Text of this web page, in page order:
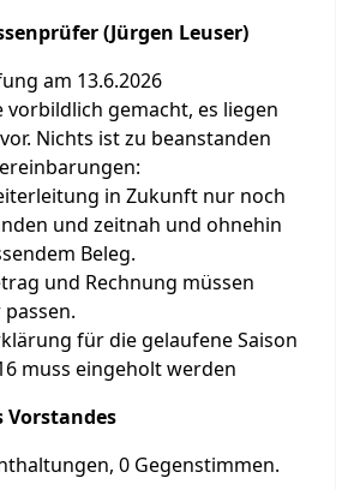
(Jürgen Leuser)
am 13.6.2026
vorbildlich gemacht, es liegen
Nichts ist zu beanstanden
in Zukunft nur noch
und zeitnah und ohnehin
Beleg.
und Rechnung müssen
für die gelaufene Saison
muss eingeholt werden
Vorstandes
0 Gegenstimmen.